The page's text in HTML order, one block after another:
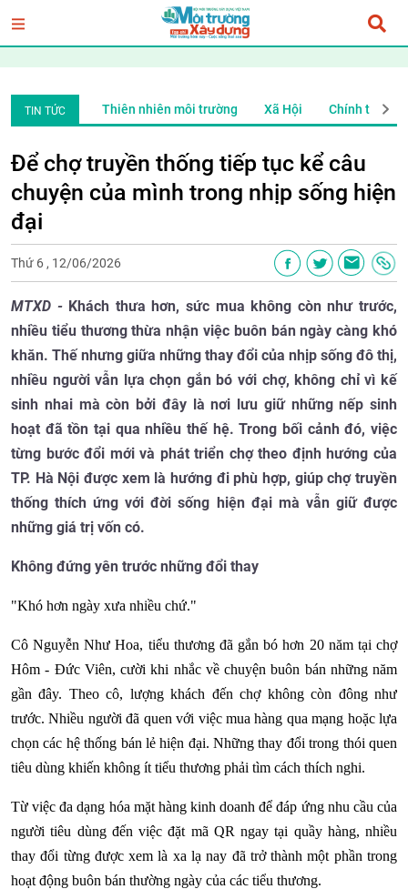
TIN TỨC
môi trường Xã Hội Chính trị xã hội Thiên nhiên môi
Để chợ truyền thống tiếp tục kể câu
chuyện của mình trong nhịp sống hiện
đại
Thứ 6 , 12/06/2026
MTXD - Khách thưa hơn, sức mua không còn như trước,
nhiều tiểu thương thừa nhận việc buôn bán ngày càng khó
khăn. Thế nhưng giữa những thay đổi của nhịp sống đô thị,
nhiều người vẫn lựa chọn gắn bó với chợ, không chỉ vì kế
sinh nhai mà còn bởi đây là nơi lưu giữ những nếp sinh
hoạt đã tồn tại qua nhiều thế hệ. Trong bối cảnh đó, việc
từng bước đổi mới và phát triển chợ theo định hướng của
TP. Hà Nội được xem là hướng đi phù hợp, giúp chợ truyền
thống thích ứng với đời sống hiện đại mà vẫn giữ được
những giá trị vốn có.
Không đứng yên trước những đổi thay
"Khó hơn ngày xưa nhiều chứ."
Cô Nguyễn Như Hoa, tiểu thương đã gắn bó hơn 20 năm tại chợ
Hôm - Đức Viên, cười khi nhắc về chuyện buôn bán những năm
gần đây. Theo cô, lượng khách đến chợ không còn đông như
trước. Nhiều người đã quen với việc mua hàng qua mạng hoặc lựa
chọn các hệ thống bán lẻ hiện đại. Những thay đổi trong thói quen
tiêu dùng khiến không ít tiểu thương phải tìm cách thích nghi.
Từ việc đa dạng hóa mặt hàng kinh doanh để đáp ứng nhu cầu của
người tiêu dùng đến việc đặt mã QR ngay tại quầy hàng, nhiều
thay đổi từng được xem là xa lạ nay đã trở thành một phần trong
hoạt động buôn bán thường ngày của các tiểu thương.